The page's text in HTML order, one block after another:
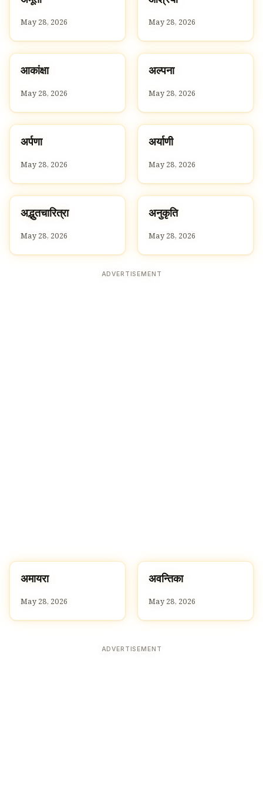
अ
May 28, 2026 आ
May 28, 2026
A
आ
आकांक्षा
May 28, 2026
Aअ
अल्पना
May 28, 2026
Aअ
अर्पणा
May 28, 2026
Aअ
अर्याणी
May 28, 2026
Aअ
अद्भुतचारित्रा
May 28, 2026
Aअ
अनुकृति
May 28, 2026
ADVERTISEMENT
Aअ
अमायरा
May 28, 2026
Aअ
अवन्तिका
May 28, 2026
ADVERTISEMENT